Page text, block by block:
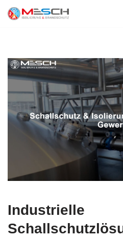
Industrielle